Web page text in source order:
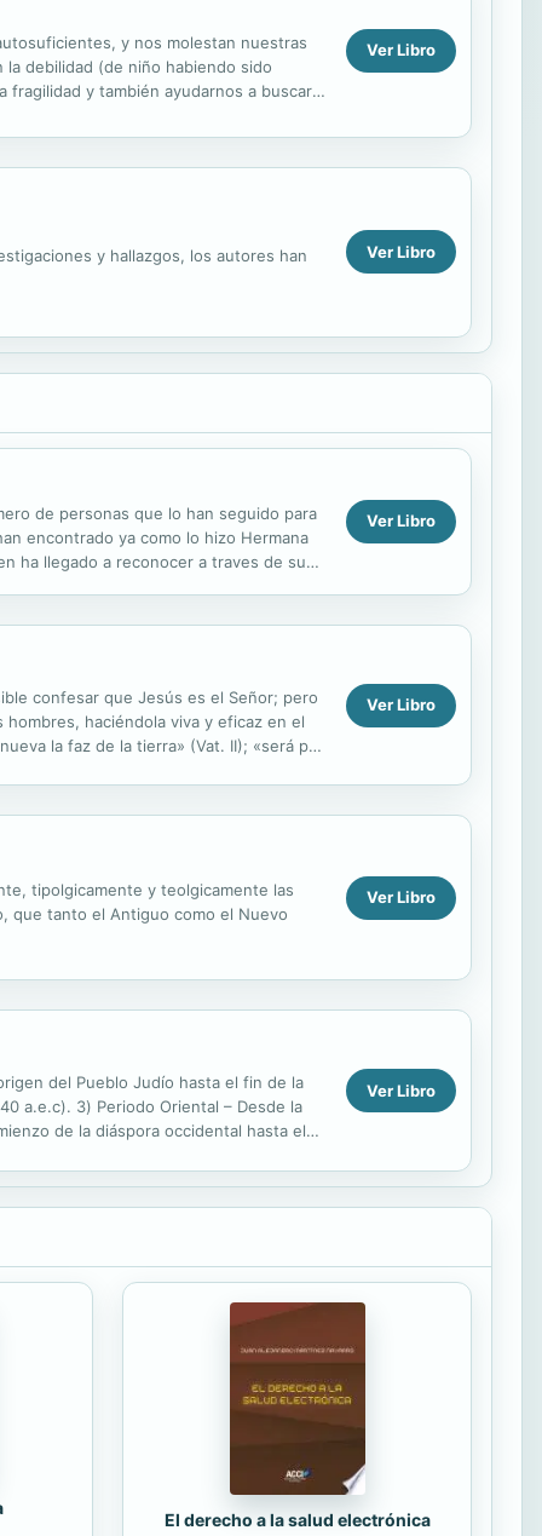
y nos molestan nuestras
debilidad (de niño habiendo sido
y también ayudarnos a buscar a
Ver Libro
y hallazgos, los autores han Ver Libro
de personas que lo han seguido para
encontrado ya como lo hizo Hermana
ha llegado a reconocer a traves de sus
Ver Libro
confesar que Jesús es el Señor; pero
haciéndola viva y eficaz en el
la faz de la tierra» (Vat. II); «será por
Ver Libro
tipolgicamente y teolgicamente las
que tanto el Antiguo como el Nuevo
Ver Libro
del Pueblo Judío hasta el fin de la
a.e.c). 3) Periodo Oriental – Desde la
de la diáspora occidental hasta el
Ver Libro
El derecho a la salud electrónica